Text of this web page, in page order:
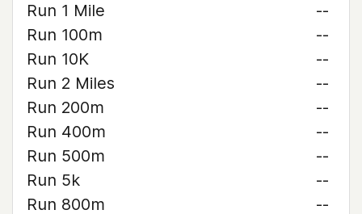
Run 1 Mile
--
Run 100m
--
Run 10K
--
Run 2 Miles
--
Run 200m
--
Run 400m
--
Run 500m
--
Run 5k
--
Run 800m
--